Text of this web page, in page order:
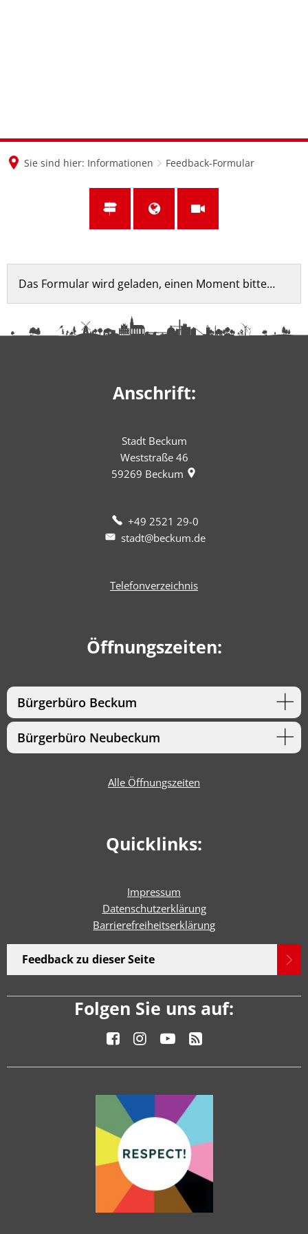
Sie sind hier: Informationen Feedback-Formular
Feedback-
Formular
Das Formular wird geladen, einen Moment bitte…
Anschrift:
Stadt Beckum
Weststraße 46
59269 Beckum
+49 2521 29-0
stadt@beckum.de
Telefonverzeichnis
Öffnungszeiten:
Bürgerbüro Beckum
Bürgerbüro Neubeckum
Alle Öffnungszeiten
Quicklinks:
Impressum
Datenschutzerklärung
Barrierefreiheitserklärung
Feedback zu dieser Seite
Folgen Sie uns auf: